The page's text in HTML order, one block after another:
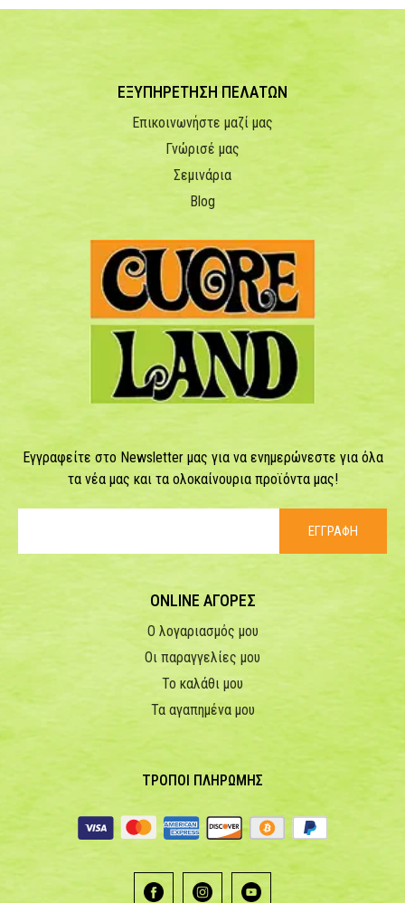
ΕΞΥΠΗΡΕΤΗΣΗ ΠΕΛΑΤΩΝ
Επικοινωνήστε μαζί μας
Γνώρισέ μας
Σεμινάρια
Blog
Εγγραφείτε στο Newsletter μας για να ενημερώνεστε για όλα
τα νέα μας και τα ολοκαίνουρια προϊόντα μας!
ΕΓΓΡΑΦΗ
ONLINE ΑΓΟΡΕΣ
Ο λογαριασμός μου
Οι παραγγελίες μου
Το καλάθι μου
Τα αγαπημένα μου
ΤΡΟΠΟΙ ΠΛΗΡΩΜΗΣ